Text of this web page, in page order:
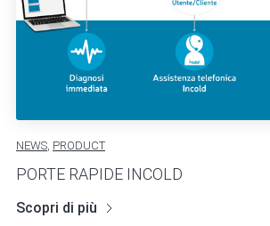
NEWS PRODUCT
PORTE RAPIDE INCOLD
Scopri di più